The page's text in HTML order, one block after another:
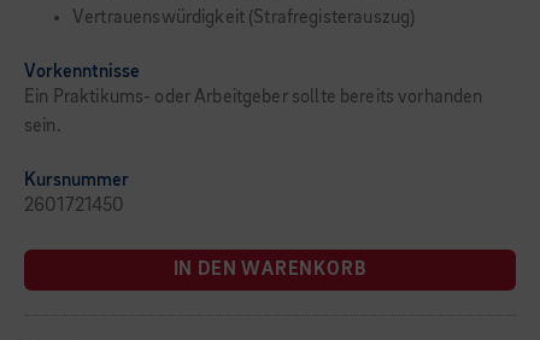
Vertrauenswürdigkeit (Strafregisterauszug)
Vorkenntnisse
Ein Praktikums- oder Arbeitgeber sollte bereits vorhanden
sein.
Kursnummer
2601721450
IN DEN WARENKORB